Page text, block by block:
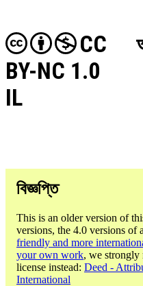
CC
BY-NC 1.0
IL
বিজ্ঞপ্তি
This is an older version of
versions, the 4.0 versions of
friendly and more
your own work, we strongly
license instead: Deed -
International